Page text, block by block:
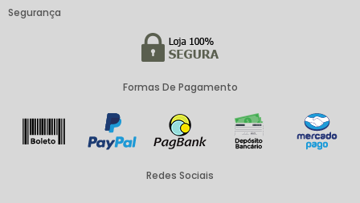
Segurança
Formas De Pagamento
Redes Sociais